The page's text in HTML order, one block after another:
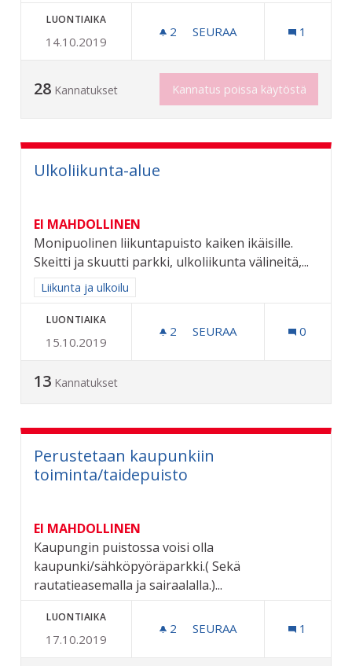
LUONTIAIKA
14.10.2019
2 2 SEURAAJAA
SEURAA 1
28 Kannatukset Kannatus poissa käytöstä
Ulkoliikunta-alue
EI MAHDOLLINEN
Monipuolinen liikuntapuisto kaiken ikäisille.
Skeitti ja skuutti parkki, ulkoliikunta välineitä,...
Rajaa tulokset aihepiirin mukaan: Liikunta ja ulkoilu
Liikunta ja ulkoilu
LUONTIAIKA
15.10.2019
2 2 SEURAAJAA
SEURAA 0
13 Kannatukset
Perustetaan kaupunkiin
toiminta/taidepuisto
EI MAHDOLLINEN
Kaupungin puistossa voisi olla
kaupunki/sähköpyöräparkki.( Sekä
rautatieasemalla ja sairaalalla.)...
LUONTIAIKA
17.10.2019
2 2 SEURAAJAA
SEURAA 1